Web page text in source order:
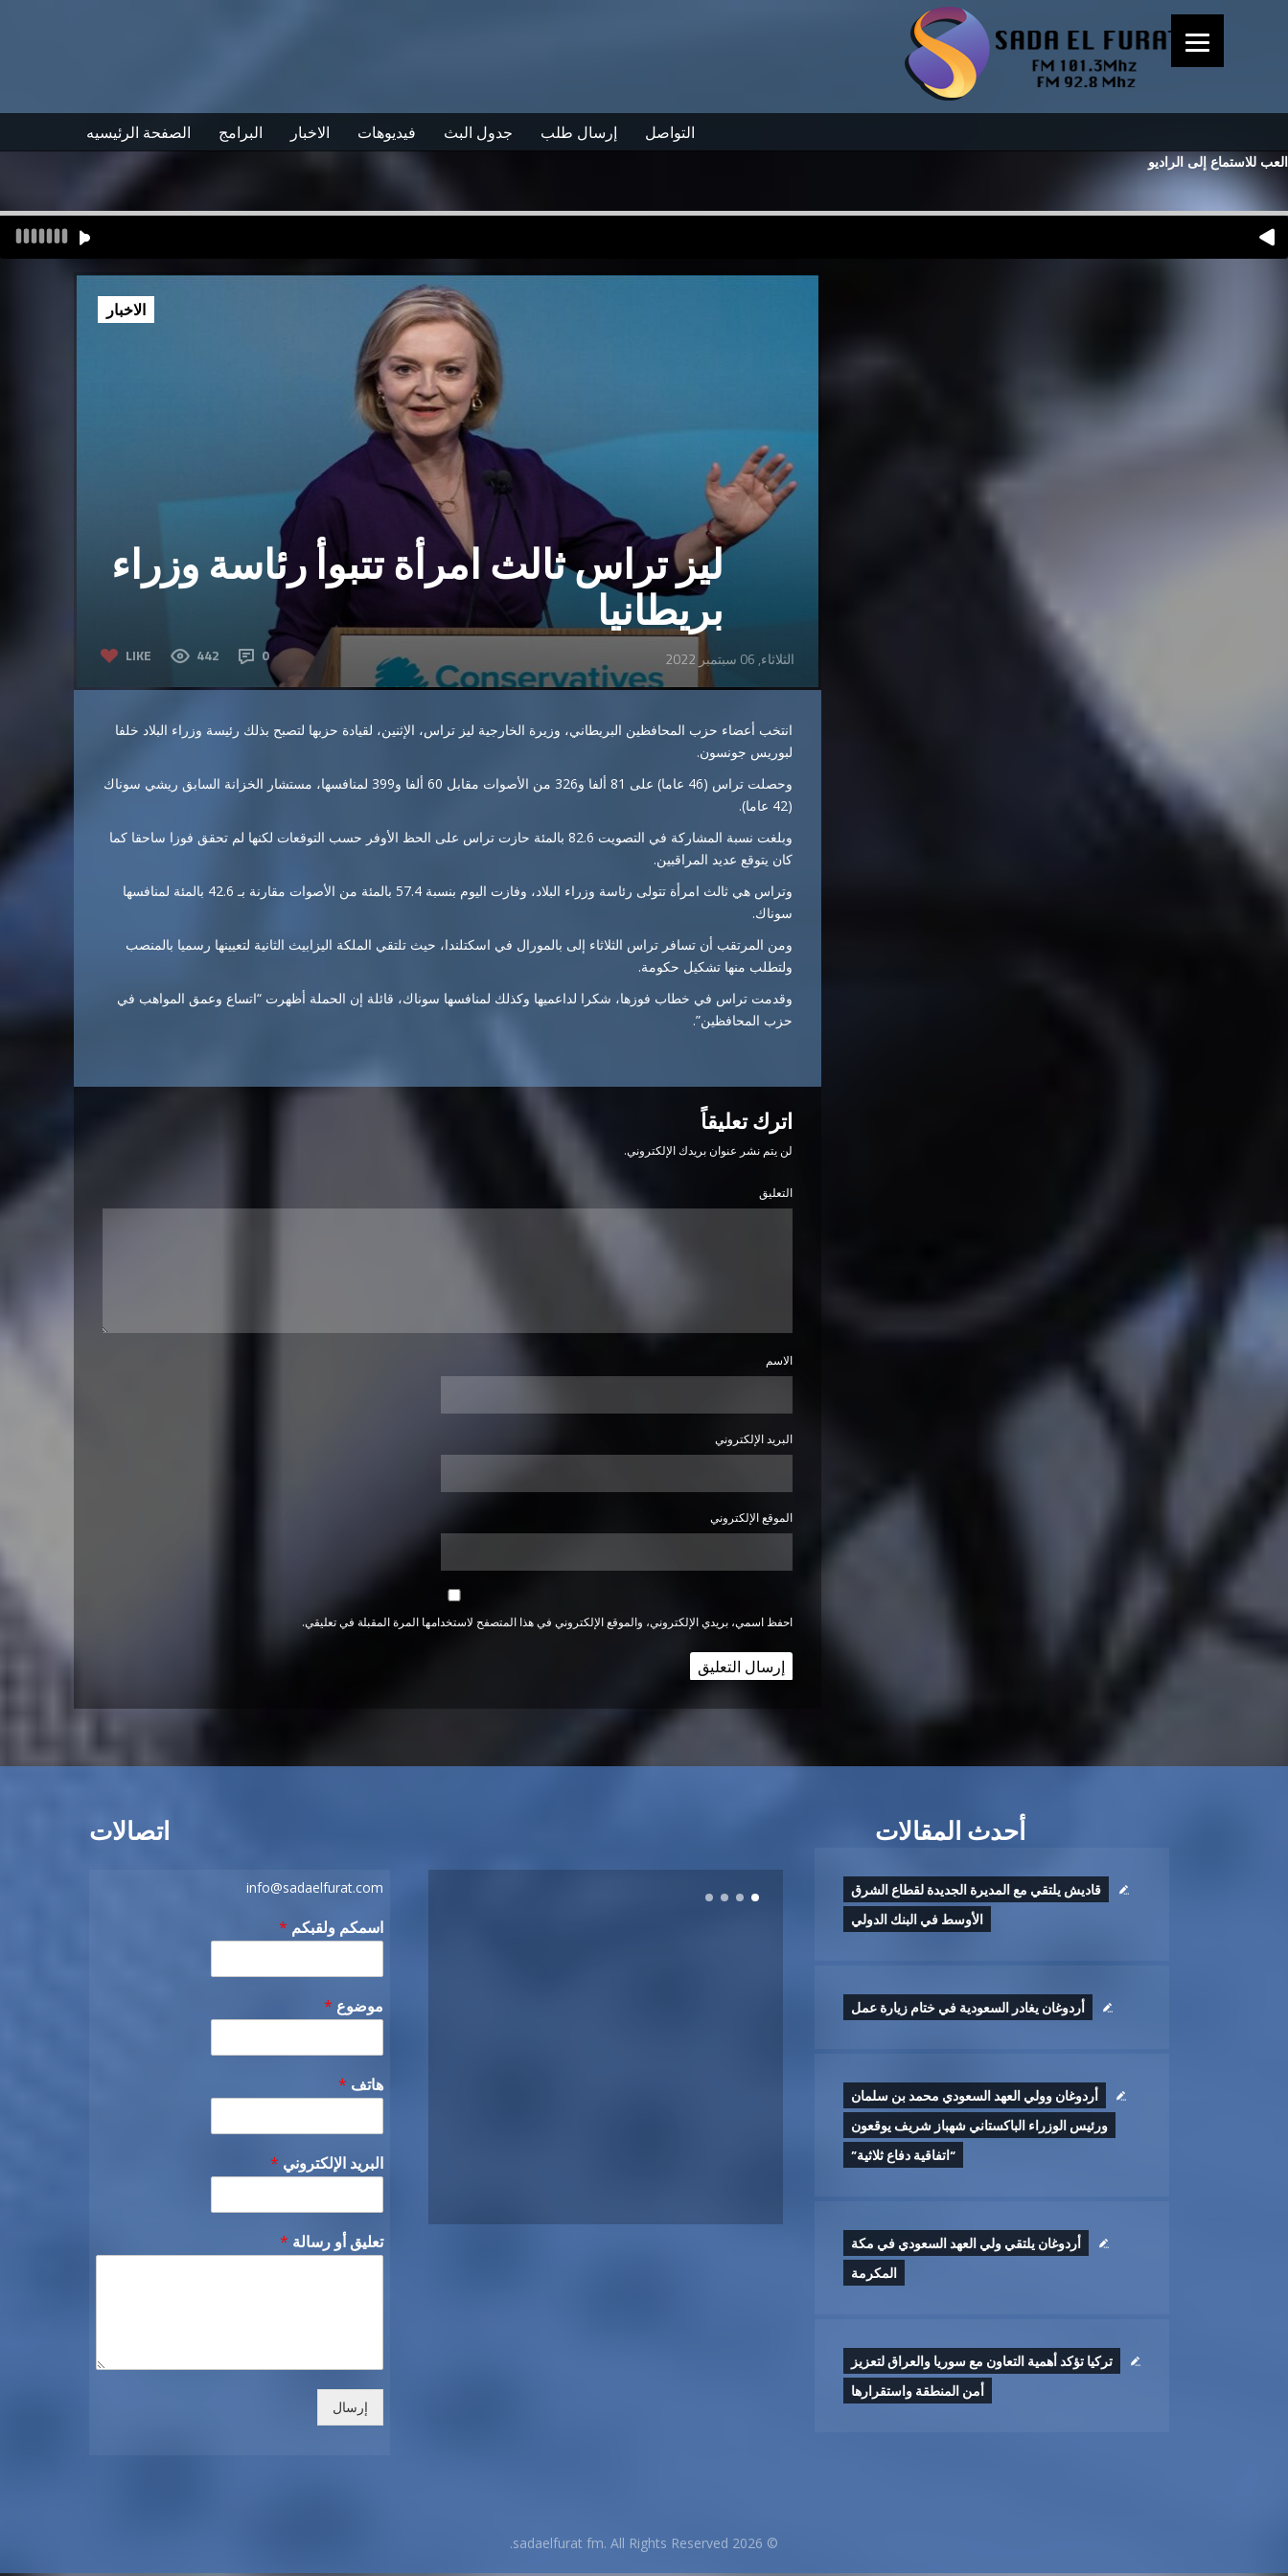
الصفحة الرئيسيه البرامج الاخبار فيديوهات جدول البث إرسال طلب التواصل
العب للاستماع إلى الراديو
ليز تراس ثالث امرأة تتبوأ رئاسة وزراء
بريطانيا
LIKE 442 0 الثلاثاء, 06 سبتمبر 2022
الاخبار
انتخب أعضاء حزب المحافظين البريطاني، وزيرة الخارجية ليز تراس، الإثنين، لقيادة حزبها لتصبح بذلك رئيسة وزراء البلاد خلفا
لبوريس جونسون.
وحصلت تراس (46 عاما) على 81 ألفا و326 من الأصوات مقابل 60 ألفا و399 لمنافسها، مستشار الخزانة السابق ريشي سوناك
(42 عاما).
وبلغت نسبة المشاركة في التصويت 82.6 بالمئة حازت تراس على الحظ الأوفر حسب التوقعات لكنها لم تحقق فوزا ساحقا كما
كان يتوقع عديد المراقبين.
وتراس هي ثالث امرأة تتولى رئاسة وزراء البلاد، وفازت اليوم بنسبة 57.4 بالمئة من الأصوات مقارنة بـ 42.6 بالمئة لمنافسها
سوناك.
ومن المرتقب أن تسافر تراس الثلاثاء إلى بالمورال في اسكتلندا، حيث تلتقي الملكة اليزابيث الثانية لتعيينها رسميا بالمنصب
ولتطلب منها تشكيل حكومة.
وقدمت تراس في خطاب فوزها، شكرا لداعميها وكذلك لمنافسها سوناك، قائلة إن الحملة أظهرت “اتساع وعمق المواهب في
حزب المحافظين”.
اترك تعليقاً
لن يتم نشر عنوان بريدك الإلكتروني.
التعليق
الاسم
البريد الإلكتروني
الموقع الإلكتروني
احفظ اسمي، بريدي الإلكتروني، والموقع الإلكتروني في هذا المتصفح لاستخدامها المرة المقبلة في تعليقي.
اتصالات
info@sadaelfurat.com
اسمكم ولقبكم *
موضوع *
هاتف *
البريد الإلكتروني *
تعليق أو رسالة *
إرسال
أحدث المقالات
قاديش يلتقي مع المديرة الجديدة لقطاع الشرق
الأوسط في البنك الدولي
أردوغان يغادر السعودية في ختام زيارة عمل
أردوغان وولي العهد السعودي محمد بن سلمان
ورئيس الوزراء الباكستاني شهباز شريف يوقعون
“اتفاقية دفاع ثلاثية”
أردوغان يلتقي ولي العهد السعودي في مكة
المكرمة
تركيا تؤكد أهمية التعاون مع سوريا والعراق لتعزيز
أمن المنطقة واستقرارها
© 2026 sadaelfurat fm. All Rights Reserved.